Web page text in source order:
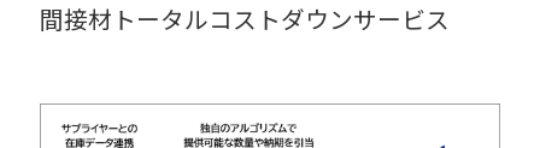
間接材トータルコストダウンサービス